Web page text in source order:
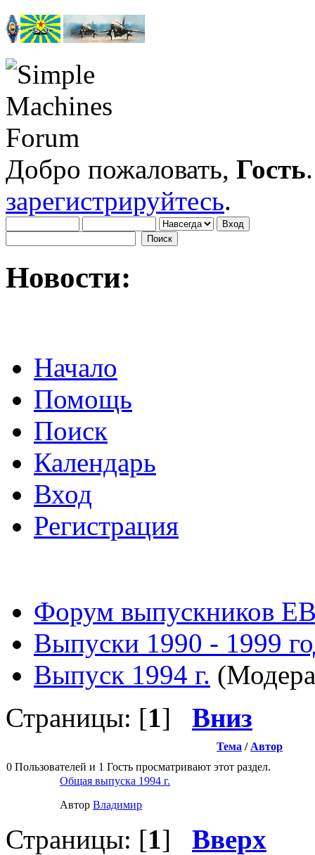
Добро пожаловать, Гость
зарегистрируйтесь.
Новости:
Начало
Помощь
Поиск
Календарь
Вход
Регистрация
Форум выпускников
Выпуски 1990 - 1999
Выпуск 1994 г.
Страницы: [1] Вниз
Тема / Автор
0 Пользователей и 1 Гость просматривают этот раздел.
Общая выпуска 1994 г.
Автор Влaдимир
Страницы: [1] Вверх